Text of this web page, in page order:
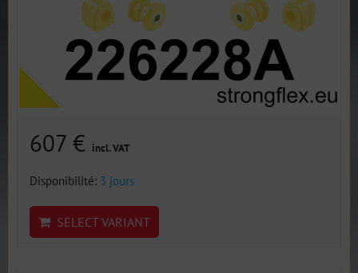
607 € incl. VAT
Disponibilité: 3 jours
SELECT VARIANT